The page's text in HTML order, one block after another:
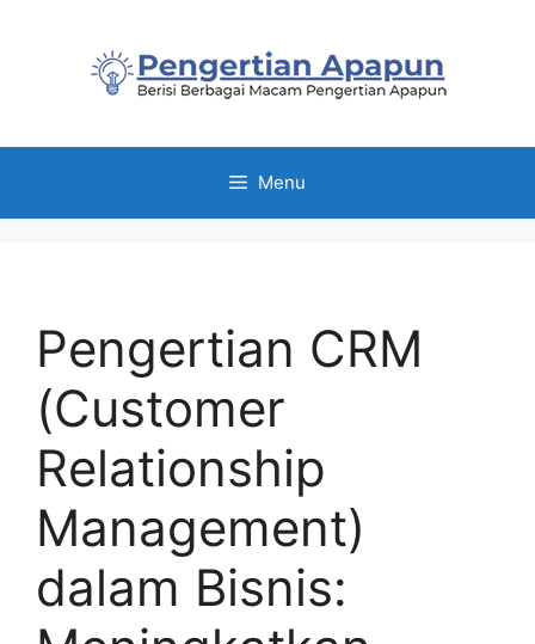
Menu
Pengertian CRM
(Customer
Relationship
Management)
dalam Bisnis: